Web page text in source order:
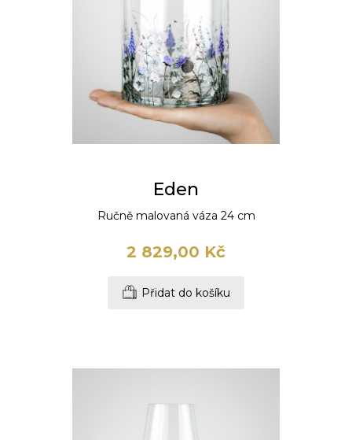
Eden
Ručně malovaná váza 24 cm
2 829,00 Kč
Přidat do košíku